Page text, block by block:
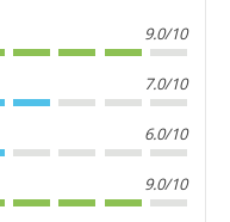
9.0/10
7.0/10
6.0/10
9.0/10